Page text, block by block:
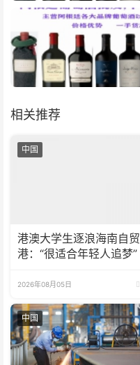
相关推荐
中国
港澳大学生逐浪海南自贸
港：“很适合年轻人追梦”
2026年08月05日
中国